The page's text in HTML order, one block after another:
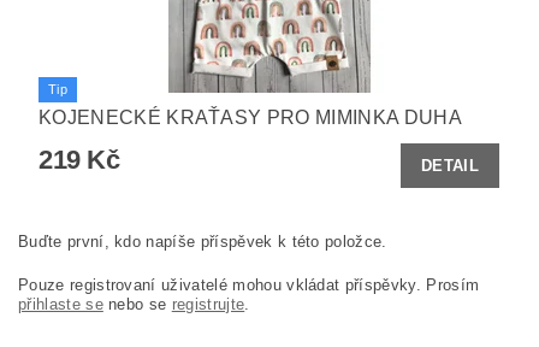
Tip
KOJENECKÉ KRAŤASY PRO MIMINKA DUHA
219 Kč DETAIL
Buďte první, kdo napíše příspěvek k této položce.
Pouze registrovaní uživatelé mohou vkládat příspěvky. Prosím
přihlaste senebo se registrujte